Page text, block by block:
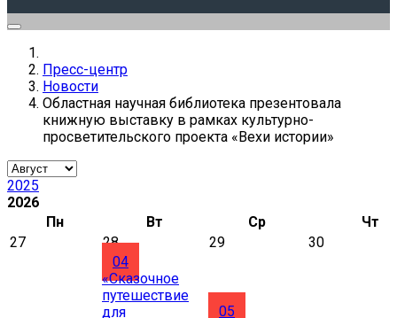
Пресс-центр
Новости
Областная научная библиотека презентовала
книжную выставку в рамках культурно-
просветительского проекта «Вехи истории»
2025
2026
Пн
Вт Ср
Чт
27
28 29
30
04
«Сказочное
путешествие
для
05